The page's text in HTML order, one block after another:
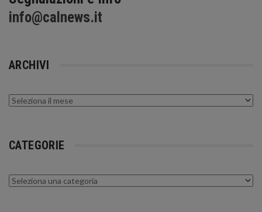
info@calnews.it
ARCHIVI
Archivi
CATEGORIE
Categorie